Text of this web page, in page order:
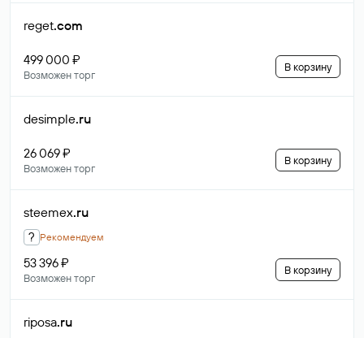
reget.com
499 000 ₽
Возможен торг
В корзину
desimple.ru
26 069 ₽
Возможен торг
В корзину
steemex.ru
? Рекомендуем
53 396 ₽
Возможен торг
В корзину
riposa.ru